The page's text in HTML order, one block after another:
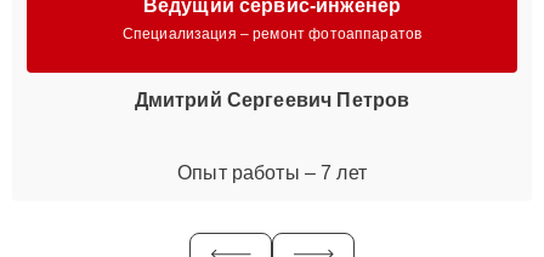
Ведущий сервис-инженер
Специализация – ремонт фотоаппаратов
Дмитрий Сергеевич Петров
Опыт работы – 7 лет